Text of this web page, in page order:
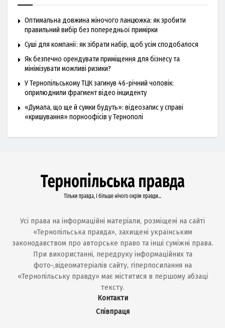
Оптимальна довжина жіночого ланцюжка: як зробити
правильний вибір без попередньої примірки
Суші для компанії: як зібрати набір, щоб усім сподобалося
Як безпечно орендувати приміщення для бізнесу та
мінімізувати можливі ризики?
У Тернопільському ТЦК загинув 46-річний чоловік:
оприлюднили фрагмент відео інциденту
«Думала, що ще й сумки будуть»: відеозапис у справі
«кришування» порноофісів у Тернополі
Усі права на інформаційні матеріали, розміщені на сайті
«Тернопільська правда», захищені українським
законодавством про авторське право та інші суміжні права.
При використанні, передруку інформаційних та
фото-,відеоматеріалів сайту, гіперпосилання на
«Тернопільську правду» має міститися в першому абзаці
тексту.
Контакти
Співпраця